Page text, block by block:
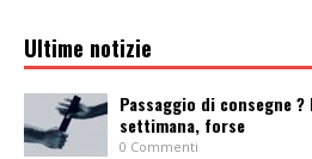
Ultime notizie
Passaggio di consegne
settimana, forse
0 Commenti